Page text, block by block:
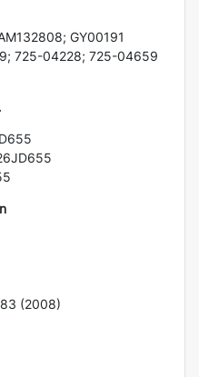
GY00191
725-04228; 725-04659
(2008)